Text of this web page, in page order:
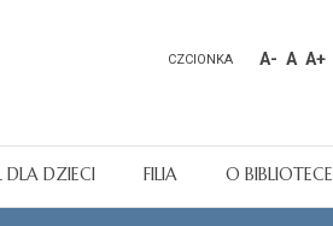
CZCIONKA A- A A+
DZIECI FILIA O BIBLIOTECE